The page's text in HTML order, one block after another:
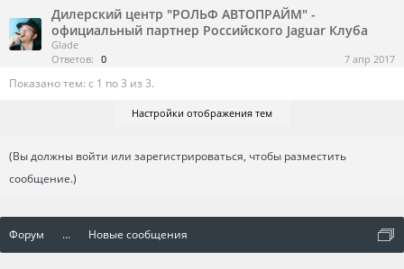
Дилерский центр "РОЛЬФ АВТОПРАЙМ" -
официальный партнер Российского Jaguar Клуба
Glade
Ответов: 0 7 апр 2017
Показано тем: с 1 по 3 из 3.
Настройки отображения тем
(Вы должны войти или зарегистрироваться, чтобы разместить
сообщение.)
Форум ... Новые сообщения